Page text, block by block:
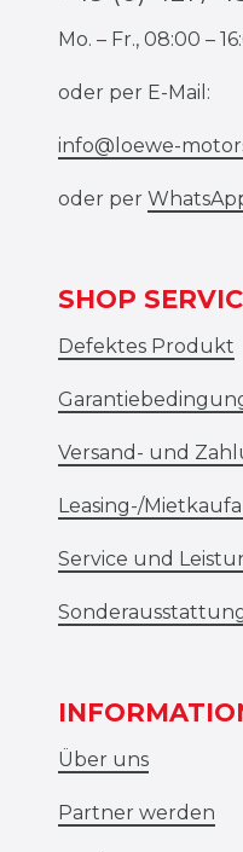
Mo. – Fr., 08:00 –
oder per E-Mail:
info@loewe-
oder per
SHOP
Defektes Produkt
Versand- und
Leasing-/
Service und
Über uns
Partner werden